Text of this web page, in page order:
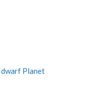
dwarf Planet